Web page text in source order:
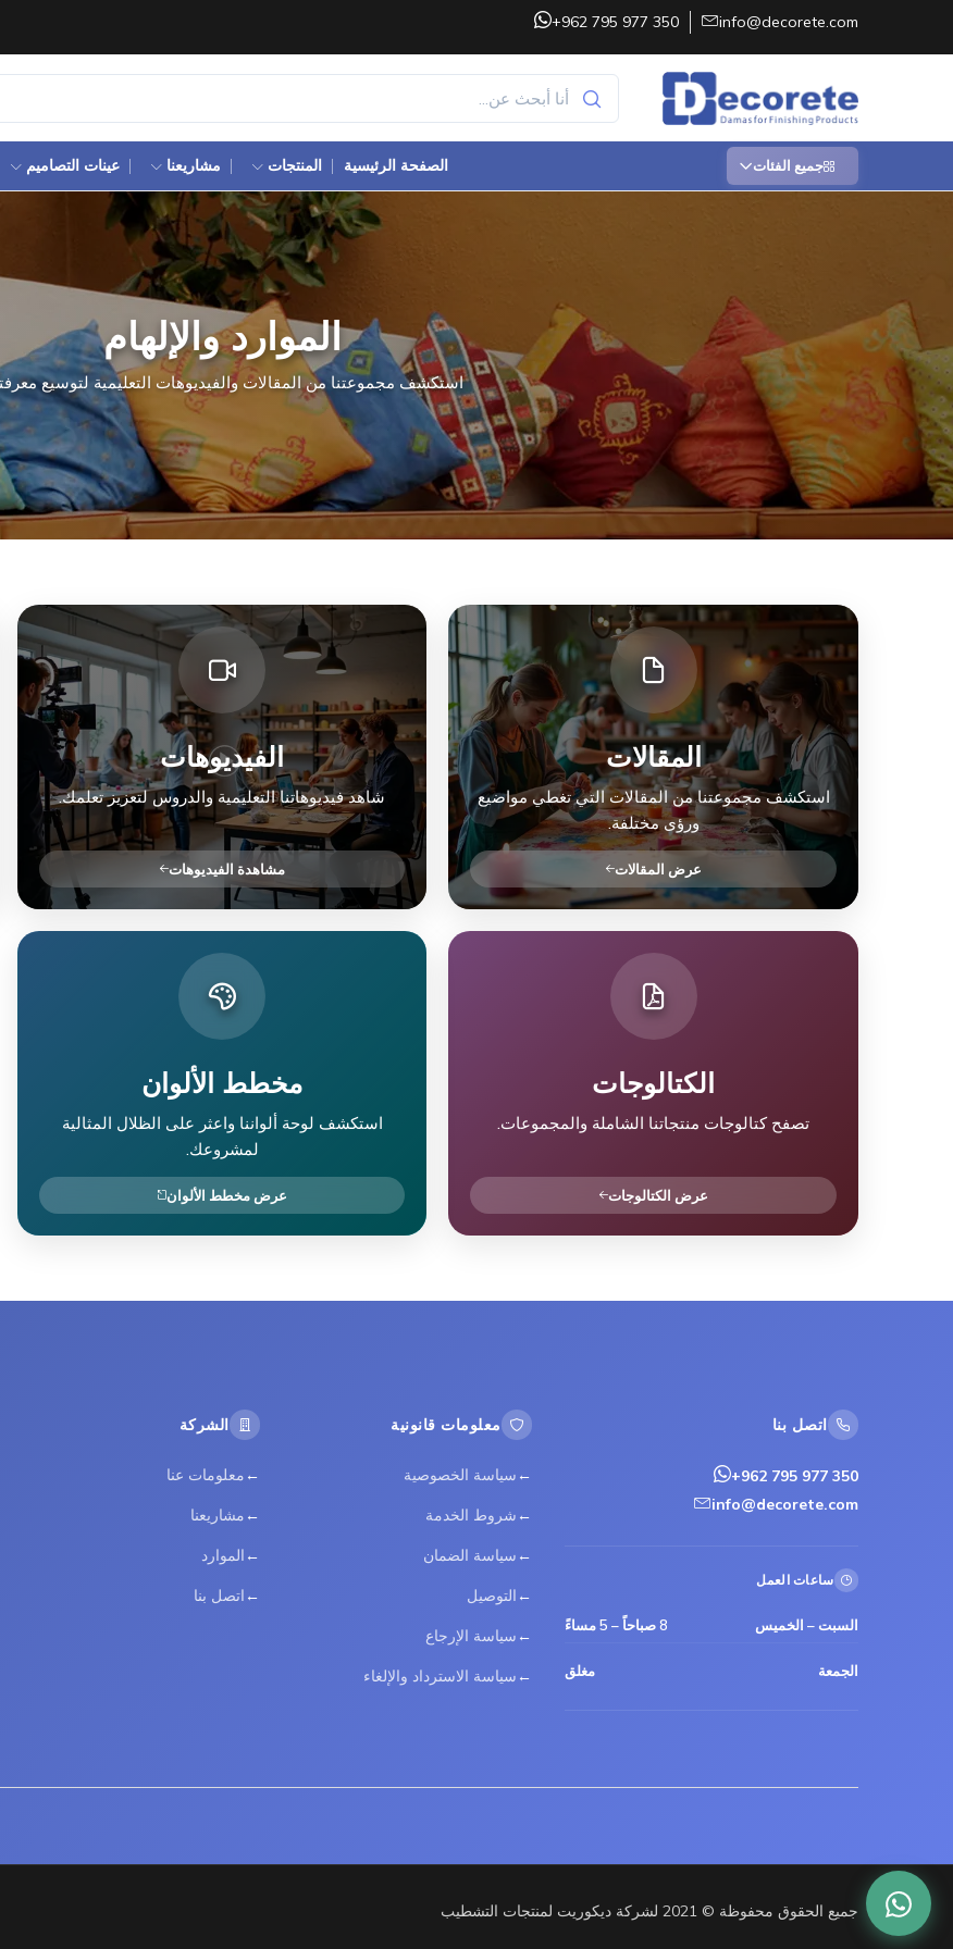
info@decorete.com
+962 795 977 350
جميع الفئات الصفحة الرئيسية المنتجات مشاريعنا عينات التصاميم
الموارد والإلهام
استكشف مجموعتنا من المقالات والفيديوهات التعليمية لتوسيع
المقالات
استكشف مجموعتنا من المقالات التي تغطي مواضيع
ورؤى مختلفة.
عرض المقالات
الفيديوهات
شاهد فيديوهاتنا التعليمية والدروس لتعزيز تعلمك.
مشاهدة الفيديوهات
الكتالوجات
تصفح كتالوجات منتجاتنا الشاملة والمجموعات.
عرض الكتالوجات
مخطط الألوان
استكشف لوحة ألواننا واعثر على الظلال المثالية
لمشروعك.
عرض مخطط الألوان
اتصل بنا
+962 795 977 350
info@decorete.com
ساعات العمل
السبت – الخميس 8 صباحاً – 5 مساءً
الجمعة مغلق
معلومات قانونية
سياسة الخصوصية
شروط الخدمة
سياسة الضمان
التوصيل
سياسة الإرجاع
سياسة الاسترداد والإلغاء
الشركة
معلومات عنا
مشاريعنا
الموارد
اتصل بنا
جميع الحقوق محفوظة © 2021 لشركة ديكوريت لمنتجات التشطيب